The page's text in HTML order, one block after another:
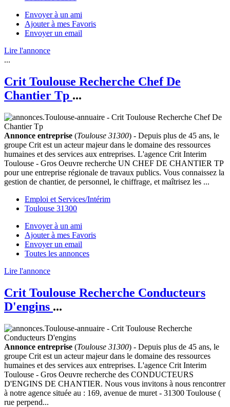
Envoyer à un ami
Ajouter à mes Favoris
Envoyer un email
Lire l'annonce
...
Crit Toulouse Recherche Chef De
Chantier Tp ...
Annonce entreprise (Toulouse 31300) - Depuis plus de 45 ans, le
groupe Crit est un acteur majeur dans le domaine des ressources
humaines et des services aux entreprises. L'agence Crit Interim
Toulouse - Gros Oeuvre recherche UN CHEF DE CHANTIER TP
pour une entreprise régionale de travaux publics. Vous connaissez la
gestion de chantier, de personnel, le chiffrage, et maîtrisez les ...
Emploi et Services/Intérim
Toulouse 31300
Envoyer à un ami
Ajouter à mes Favoris
Envoyer un email
Toutes les annonces
Lire l'annonce
Crit Toulouse Recherche Conducteurs
D'engins ...
Annonce entreprise (Toulouse 31300) - Depuis plus de 45 ans, le
groupe Crit est un acteur majeur dans le domaine des ressources
humaines et des services aux entreprises. L'agence Crit Interim
Toulouse - Gros Oeuvre recherche des CONDUCTEURS
D'ENGINS DE CHANTIER. Nous vous invitons à nous rencontrer
à notre agence située au : 169, avenue de muret - 31300 Toulouse (
rue perpend...